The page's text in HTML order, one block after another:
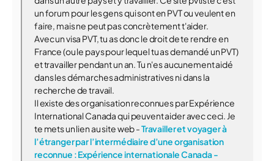
un forum pour les gens qui sont en PVT ou veulent en
faire, mais ne peut pas concrètement t'aider.
Avec un visa PVT, tu as donc le droit de te rendre en
France (ou le pays pour lequel tu as demandé un PVT)
et travailler pendant un an. Tu n'es aucunement aidé
dans les démarches administratives ni dans la
recherche de travail.
Il existe des organisation reconnues par Expérience
International Canada qui peuvent aider avec ceci. Je
te mets un lien au site web -Travailler et voyager à
l’étranger par l’intermédiaire d’une organisation
reconnue : Expérience internationale Canada -